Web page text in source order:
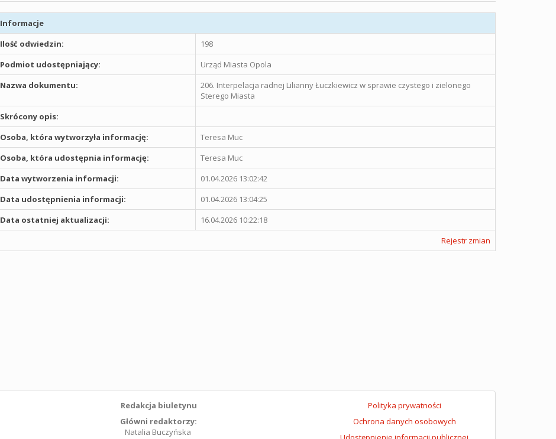
Informacje
Ilość odwiedzin:
198
Podmiot udostępniający:
Urząd Miasta Opola
Nazwa dokumentu:
206. Interpelacja radnej Lilianny Łuczkiewicz w sprawie czystego i zielonego
Sterego Miasta
Skrócony opis:
Osoba, która wytworzyła informację:
Teresa Muc
Osoba, która udostępnia informację:
Teresa Muc
Data wytworzenia informacji:
01.04.2026 13:02:42
Data udostępnienia informacji:
01.04.2026 13:04:25
Data ostatniej aktualizacji:
16.04.2026 10:22:18
Rejestr zmian
Redakcja biuletynu
Główni redaktorzy:
Natalia Buczyńska
Polityka prywatności
Ochrona danych osobowych